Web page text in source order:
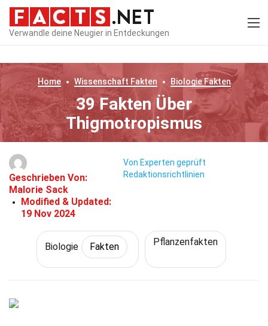
Verwandle deine Neugier in Entdeckungen
Home Wissenschaft Fakten BiologieFakten
39 Fakten Über
Thigmotropismus
Geschrieben Von:
Malorie Sack
Modified & Updated:
19 Nov 2024
Von Experten geprüft
Redaktionsrichtlinien
Biologie Fakten Pflanzenfakten